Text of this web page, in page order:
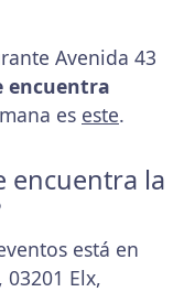
Avenida 43
encuentra
es este.
encuentra la
está en
03201 Elx,